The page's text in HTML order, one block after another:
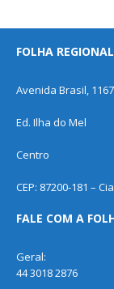
FOLHA
Avenida Brasil,
Ed. Ilha do Mel
Centro
CEP: 87200-181 –
FALE COM A
Geral:
44 3018 2876